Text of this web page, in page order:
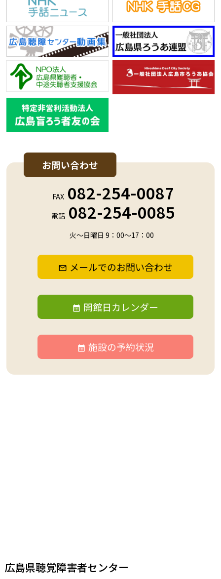
お問い合わせ
FAX 082-254-0087
電話 082-254-0085
火～日曜日 9：00～17：00
メールでのお問い合わせ
開館日カレンダー
施設の予約状況
広島県聴覚障害者センター